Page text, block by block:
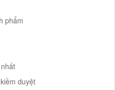
phẩm
duyệt